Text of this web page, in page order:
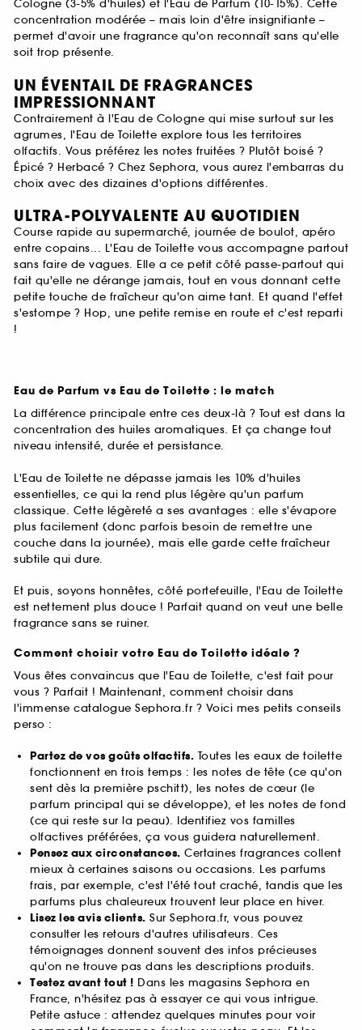
Cologne (3-5% d'huiles) et l'Eau de Parfum (10-15%). Cette
concentration modérée – mais loin d'être insignifiante –
permet d'avoir une fragrance qu'on reconnaît sans qu'elle
soit trop présente.
UN ÉVENTAIL DE FRAGRANCES
IMPRESSIONNANT
Contrairement à l'Eau de Cologne qui mise surtout sur les
agrumes, l'Eau de Toilette explore tous les territoires
olfactifs. Vous préférez les notes fruitées ? Plutôt boisé ?
Épicé ? Herbacé ? Chez Sephora, vous aurez l'embarras du
choix avec des dizaines d'options différentes.
ULTRA-POLYVALENTE AU QUOTIDIEN
Course rapide au supermarché, journée de boulot, apéro
entre copains... L'Eau de Toilette vous accompagne partout
sans faire de vagues. Elle a ce petit côté passe-partout qui
fait qu'elle ne dérange jamais, tout en vous donnant cette
petite touche de fraîcheur qu'on aime tant. Et quand l'effet
s'estompe ? Hop, une petite remise en route et c'est reparti
!
Eau de Parfum vs Eau de Toilette : le match
La différence principale entre ces deux-là ? Tout est dans la
concentration des huiles aromatiques. Et ça change tout
niveau intensité, durée et persistance.
L'Eau de Toilette ne dépasse jamais les 10% d'huiles
essentielles, ce qui la rend plus légère qu'un parfum
classique. Cette légèreté a ses avantages : elle s'évapore
plus facilement (donc parfois besoin de remettre une
couche dans la journée), mais elle garde cette fraîcheur
subtile qui dure.
Et puis, soyons honnêtes, côté portefeuille, l'Eau de Toilette
est nettement plus douce ! Parfait quand on veut une belle
fragrance sans se ruiner.
Comment choisir votre Eau de Toilette idéale ?
Vous êtes convaincus que l'Eau de Toilette, c'est fait pour
vous ? Parfait ! Maintenant, comment choisir dans
l'immense catalogue Sephora.fr ? Voici mes petits conseils
perso :
Partez de vos goûts olfactifs. Toutes les eaux de toilette
fonctionnent en trois temps : les notes de tête (ce qu'on
sent dès la première pschitt), les notes de cœur (le
parfum principal qui se développe), et les notes de fond
(ce qui reste sur la peau). Identifiez vos familles
olfactives préférées, ça vous guidera naturellement.
Pensez aux circonstances. Certaines fragrances collent
mieux à certaines saisons ou occasions. Les parfums
frais, par exemple, c'est l'été tout craché, tandis que les
parfums plus chaleureux trouvent leur place en hiver.
Lisez les avis clients. Sur Sephora.fr, vous pouvez
consulter les retours d'autres utilisateurs. Ces
témoignages donnent souvent des infos précieuses
qu'on ne trouve pas dans les descriptions produits.
Testez avant tout ! Dans les magasins Sephora en
France, n'hésitez pas à essayer ce qui vous intrigue.
Petite astuce : attendez quelques minutes pour voir